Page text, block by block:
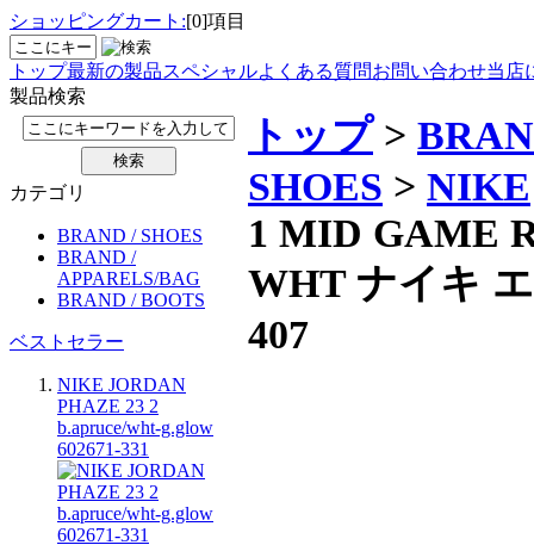
ショッピングカート:[0]項目
トップ最新の製品スペシャルよくある質問お問い合わせ当店
製品検索
カテゴリ
BRAND / SHOES
BRAND /
APPARELS/BAG
BRAND / BOOTS
ベストセラー
NIKE JORDAN
PHAZE 23 2
b.apruce/wht-g.glow
602671-331
トップ>
SHOES > NIKE
1 MID GAME
WHT ナイキ
407